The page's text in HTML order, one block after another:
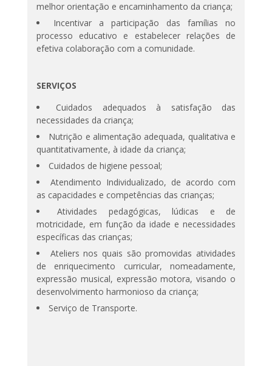
melhor orientação e encaminhamento da criança;
Incentivar a participação das famílias no
processo educativo e estabelecer relações de
efetiva colaboração com a comunidade.
SERVIÇOS
Cuidados adequados à satisfação das
necessidades da criança;
Nutrição e alimentação adequada, qualitativa e
quantitativamente, à idade da criança;
Cuidados de higiene pessoal;
Atendimento Individualizado, de acordo com
as capacidades e competências das crianças;
Atividades pedagógicas, lúdicas e de
motricidade, em função da idade e necessidades
específicas das crianças;
Ateliers nos quais são promovidas atividades
de enriquecimento curricular, nomeadamente,
expressão musical, expressão motora, visando o
desenvolvimento harmonioso da criança;
Serviço de Transporte.